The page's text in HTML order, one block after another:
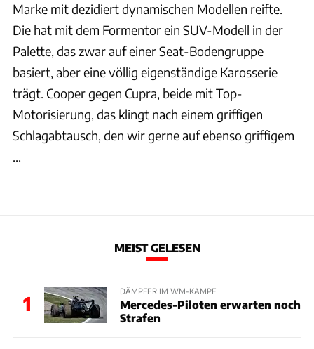
Marke mit dezidiert dynamischen Modellen reifte.
Die hat mit dem Formentor ein SUV-Modell in der
Palette, das zwar auf einer Seat-Bodengruppe
basiert, aber eine völlig eigenständige Karosserie
trägt. Cooper gegen Cupra, beide mit Top-
Motorisierung, das klingt nach einem griffigen
Schlagabtausch, den wir gerne auf ebenso griffigem
...
MEIST GELESEN
1
DÄMPFER IM WM-KAMPF
Mercedes-Piloten erwarten noch
Strafen